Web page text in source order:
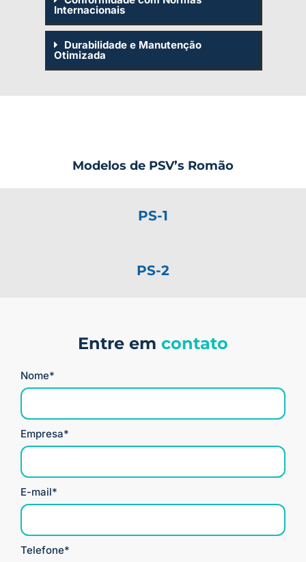
Internacionais
Durabilidade e Manutenção
Otimizada
Modelos de PSV’s Romão
PS-1
PS-2
Entre em contato
Nome*
Empresa*
E-mail*
Telefone*